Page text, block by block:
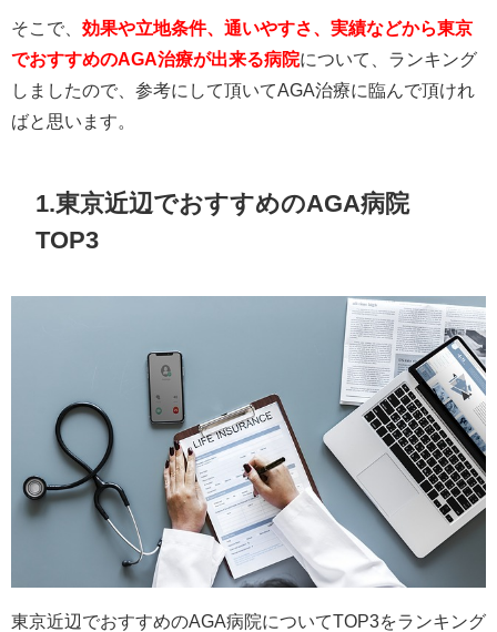
そこで、 効果や立地条件、通いやすさ、実績などから東京
でおすすめのAGA治療が出来る病院について、ランキング
しましたので、参考にして頂いてAGA治療に臨んで頂けれ
ばと思います。
1.東京近辺でおすすめのAGA病院
TOP3
東京近辺でおすすめのAGA病院についてTOP3をランキング